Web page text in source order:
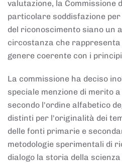
valutazione, la Commissione
particolare soddisfazione
del riconoscimento siano un
circostanza che
genere coerente con i
La commissione ha deciso
speciale menzione di merito
secondo l'ordine alfabetico
distinti per l'originalità dei
delle fonti primarie e
metodologie sperimentali di
dialogo la storia della